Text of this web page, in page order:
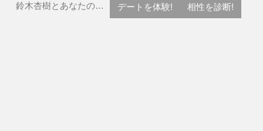
鈴木杏樹とあなたの… デートを体験! 相性を診断!